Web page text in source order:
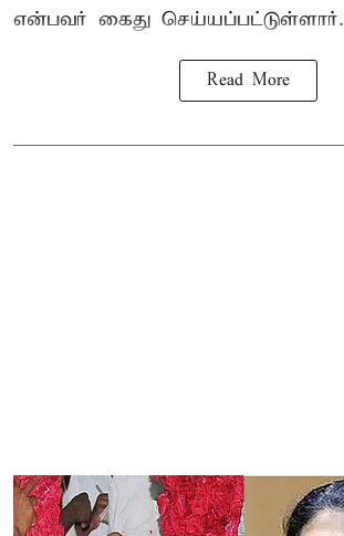
என்பவர் கைது செய்யப்பட்டுள்ளார்.
Read More